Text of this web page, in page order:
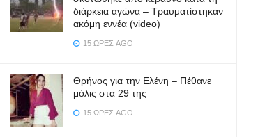
διάρκεια αγώνα – Τραυματίστηκαν
ακόμη εννέα (video)
15 ΏΡΕΣ AGO
Θρήνος για την Ελένη – Πέθανε
μόλις στα 29 της
15 ΏΡΕΣ AGO